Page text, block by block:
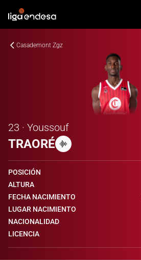
Casademont Zgz
23 · Youssouf
TRAORÉ
POSICIÓN
ALTURA
FECHA NACIMIENTO
LUGAR NACIMIENTO
NACIONALIDAD
LICENCIA